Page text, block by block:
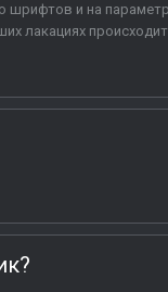
шрифтов и на
лакациях